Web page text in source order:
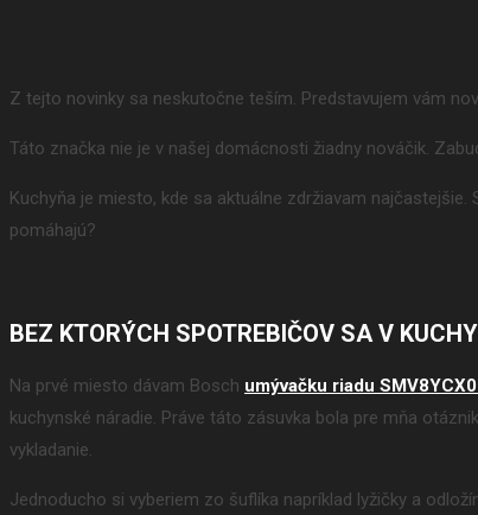
Z tejto novinky sa neskutočne teším. Predstavujem vám
Táto značka nie je v našej domácnosti žiadny nováčik.
Kuchyňa je miesto, kde sa aktuálne zdržiavam
pomáhajú?
BEZ KTORÝCH SPOTREBIČOV SA V
Na prvé miesto dávam Bosch umývačku riadu
kuchynské náradie. Práve táto zásuvka bola pre mňa
vykladanie.
Jednoducho si vyberiem zo šuflíka napríklad lyžičky a